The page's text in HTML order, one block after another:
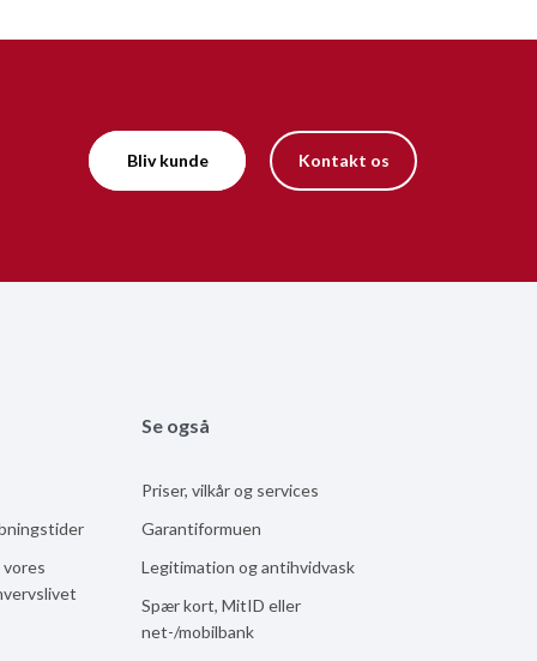
Bliv kunde Kontakt os
Se også
Priser, vilkår og services
Garantiformuen
Legitimation og antihvidvask
Spær kort, MitID eller
net-/mobilbank